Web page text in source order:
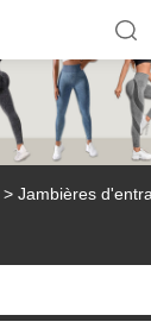
> Jambières